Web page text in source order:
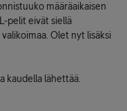
määräaikaisen
pelit eivät siellä
Olet nyt lisäksi
kaudella lähettää.